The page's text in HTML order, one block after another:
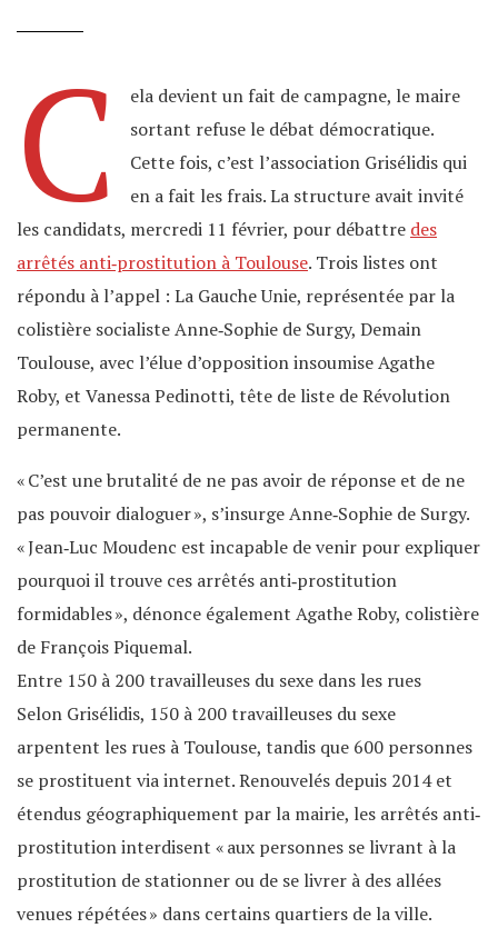
C
ela devient un fait de campagne, le maire
sortant refuse le débat démocratique.
Cette fois, c’est l’association Grisélidis qui
en a fait les frais. La structure avait invité
les candidats, mercredi 11 février, pour débattre des
arrêtés anti‐prostitution à Toulouse. Trois listes ont
répondu à l’appel : La Gauche Unie, représentée par la
colistière socialiste Anne‐Sophie de Surgy, Demain
Toulouse, avec l’élue d’opposition insoumise Agathe
Roby, et Vanessa Pedinotti, tête de liste de Révolution
permanente.
« C’est une brutalité de ne pas avoir de réponse et de ne
pas pouvoir dialoguer », s’insurge Anne‐Sophie de Surgy.
« Jean‐Luc Moudenc est incapable de venir pour expliquer
pourquoi il trouve ces arrêtés anti‐prostitution
formidables », dénonce également Agathe Roby, colistière
de François Piquemal.
Entre 150 à 200 travailleuses du sexe dans les rues
Selon Grisélidis, 150 à 200 travailleuses du sexe
arpentent les rues à Toulouse, tandis que 600 personnes
se prostituent via internet. Renouvelés depuis 2014 et
étendus géographiquement par la mairie, les arrêtés anti‐
prostitution interdisent « aux personnes se livrant à la
prostitution de stationner ou de se livrer à des allées
venues répétées » dans certains quartiers de la ville.